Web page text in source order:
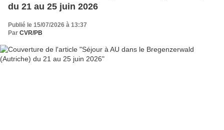
du 21 au 25 juin 2026
Publié le 15/07/2026 à 13:37
Par CVR/PB